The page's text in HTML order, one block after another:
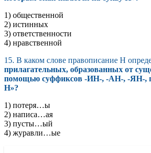
1) общественной
2) истинных
3) ответственности
4) нравственной
15. В каком слове правописание Н
прилагательных, образованных от
помощью суффиксов -ИН-, -АН-, -ЯН-,
Н»?
1) потеря…ы
2) написа…ая
3) пусты…ый
4) журавли…ые